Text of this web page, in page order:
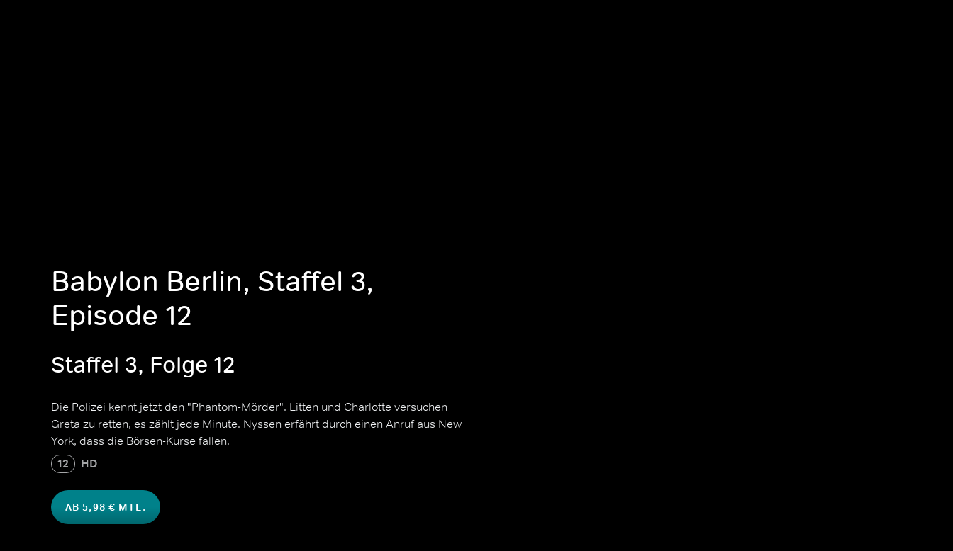
Babylon Berlin, Staffel 3,
Episode 12
Staffel 3, Folge 12
Die Polizei kennt jetzt den "Phantom-Mörder". Litten und Charlotte versuchen
Greta zu retten, es zählt jede Minute. Nyssen erfährt durch einen Anruf aus New
York, dass die Börsen-Kurse fallen.
12 HD
AB 5,98 € MTL.